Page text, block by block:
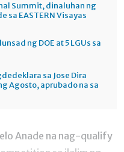
Summit, dinaluhan ng
sa EASTERN Visayas
ng DOE at 5 LGUs sa
sa Jose Dira
Agosto, aprubado na sa
Anade na nag-qualify